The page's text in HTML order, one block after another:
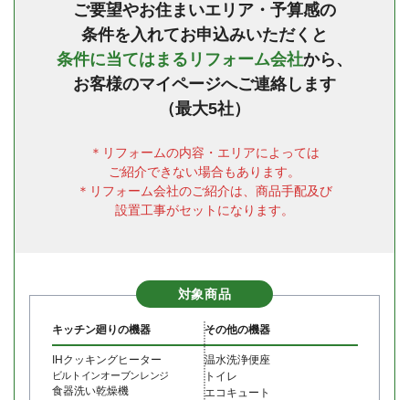
ご要望やお住まいエリア・予算感の
条件を入れてお申込みいただくと
条件に当てはまるリフォーム会社から、
お客様のマイページへご連絡します
（最大5社）
リフォームの内容・エリアによっては
ご紹介できない場合もあります。
リフォーム会社のご紹介は、商品手配及び
設置工事がセットになります。
キッチン廻りの機器
IHクッキングヒーター
ビルトインオーブンレンジ
食器洗い乾燥機
その他の機器
温水洗浄便座
トイレ
エコキュート
対象商品